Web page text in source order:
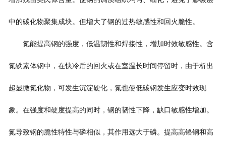
中的碳化物聚集成块。但增大了钢的过热敏感性和回火脆性。
氮能提高钢的强度，低温韧性和焊接性，增加时效敏感性。含
氮铁素体钢中，在快冷后的回火或在室温长时间停留时，由于析出
超显微氮化物，可发生沉淀硬化，氮也使低碳钢发生应变时效现
象。在强度和硬度提高的同时，钢的韧性下降，缺口敏感性增加。
氮导致钢的脆性特性与磷相似，其作用远大于磷。提高高铬钢和高